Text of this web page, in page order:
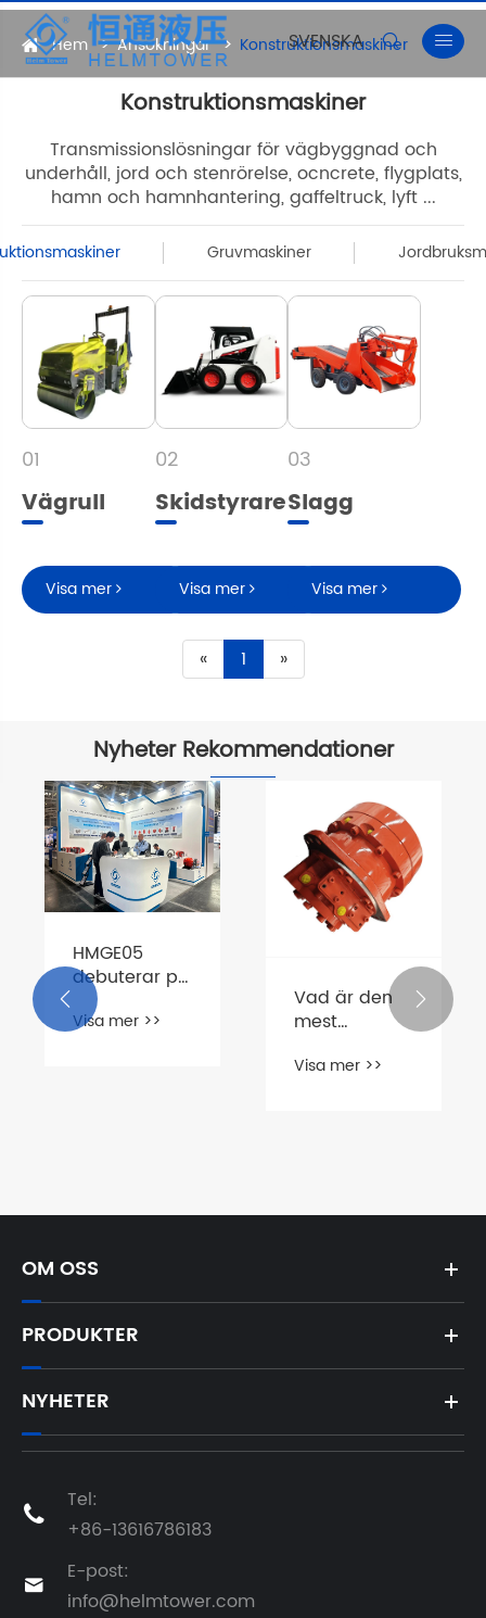
SVENSKA  
Hem Ansökningar Konstruktionsmaskiner
Konstruktionsmaskiner
Transmissionslösningar för vägbyggnad och
underhåll, jord och stenrörelse, ocncrete, flygplats,
hamn och hamnhantering, gaffeltruck, lyft ...
Gruvmaskiner
01
Vägrull
Visa mer
02
Skidstyrare
Visa mer
03
Slagg
Visa mer
« 1 »
Nyheter Rekommendationer
HMGE05
debuterar på
Bauma2025
Visa mer >>
Vad är den
mest
hydrauliska
Visa mer >>
 
OM OSS
PRODUKTER
NYHETER

Tel:
+86-13616786183

E-post:
info@helmtower.com